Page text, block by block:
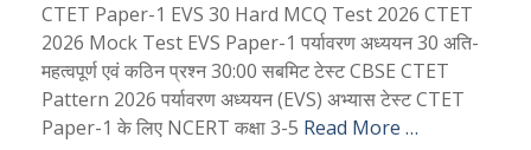
CTET Paper-1 EVS 30 Hard MCQ Test 2026 CTET
2026 Mock Test EVS Paper-1 पर्यावरण अध्ययन 30 अति-
महत्वपूर्ण एवं कठिन प्रश्न 30:00 सबमिट टेस्ट CBSE CTET
Pattern 2026 पर्यावरण अध्ययन (EVS) अभ्यास टेस्ट CTET
Paper-1 के लिए NCERT कक्षा 3-5 Read More …